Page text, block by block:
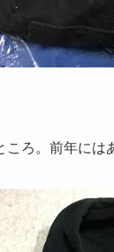
ろ。前年には